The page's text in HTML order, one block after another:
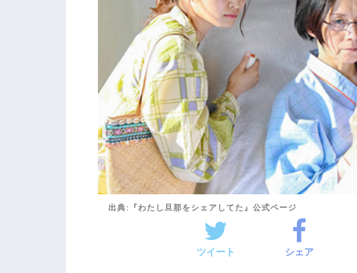
出典:『わたし旦那をシェアしてた』公式ページ
ツイート シェア